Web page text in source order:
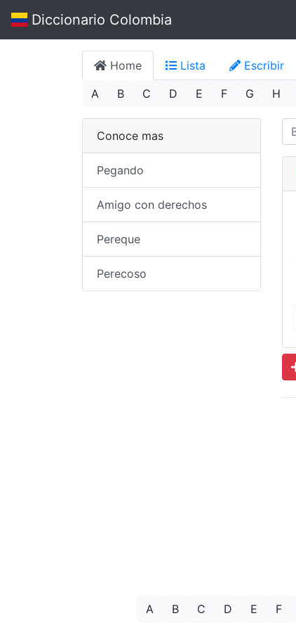
Diccionario Colombia
Home Lista Escribir
A
B C D E F G H
Conoce mas
Pegando
Amigo con derechos
Pereque
Perecoso
A B C D E F